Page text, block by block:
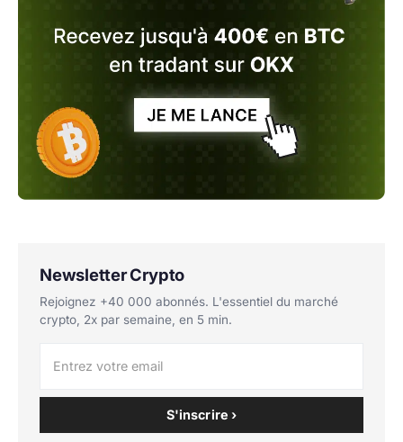
Newsletter Crypto
Rejoignez +40 000 abonnés. L'essentiel du marché
crypto, 2x par semaine, en 5 min.
S'inscrire ›